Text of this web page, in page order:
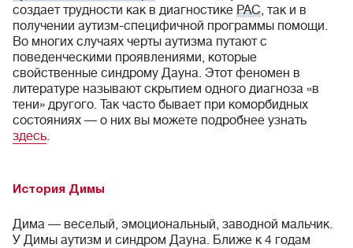
создает трудности как в диагностике РАС, так и в
получении аутизм-специфичной программы помощи.
Во многих случаях черты аутизма путают с
поведенческими проявлениями, которые
свойственные синдрому Дауна. Этот феномен в
литературе называют скрытием одного диагноза «в
тени» другого. Так часто бывает при коморбидных
состояниях — о них вы можете подробнее узнать
здесь.
История Димы
Дима — веселый, эмоциональный, заводной мальчик.
У Димы аутизм и синдром Дауна. Ближе к 4 годам